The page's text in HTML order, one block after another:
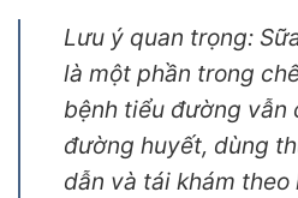
Lưu ý quan trọng:
là một phần trong
bệnh tiểu đường vẫn
đường huyết, dùng
dẫn và tái khám theo